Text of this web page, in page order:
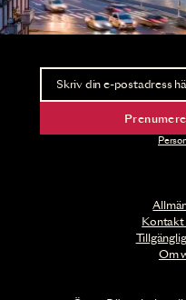
Om
Nyhetsbrev
Ta del av